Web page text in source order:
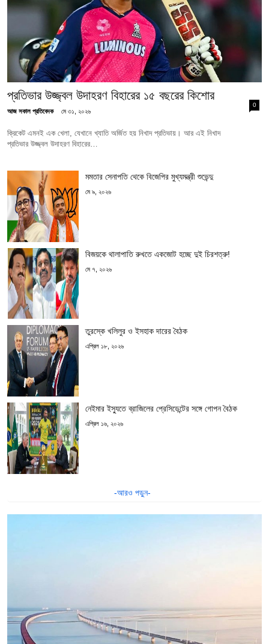
প্রতিভার উজ্জ্বল উদাহরণ বিহারের ১৫ বছরের কিশোর
আজ সকাল প্রতিবেদক মে ৩১, ২০২৬
0
ক্রিকেট এমনই এক খেলা, যেখানে খ্যাতি অর্জিত হয় নিখাদ প্রতিভায়। আর এই নিখাদ
প্রতিভার উজ্জ্বল উদাহরণ বিহারের…
মমতার সেনাপতি থেকে বিজেপির মুখ্যমন্ত্রী শুভেন্দু
মে ৯, ২০২৬
বিজয়কে থালাপাতি রুখতে একজোট হচ্ছে দুই চিরশত্রু!
মে ৭, ২০২৬
তুরস্কে খলিলুর ও ইসহাক দারের বৈঠক
এপ্রিল ১৮, ২০২৬
নেইমার ইস্যুতে ব্রাজিলের প্রেসিডেন্টের সঙ্গে গোপন বৈঠক
এপ্রিল ১৬, ২০২৬
-আরও পড়ুন-